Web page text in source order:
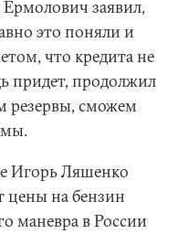
заявил,
это поняли и
что кредита не
придет, продолжил
резервы, сможем
Игорь Ляшенко
цены на бензин
маневра в России